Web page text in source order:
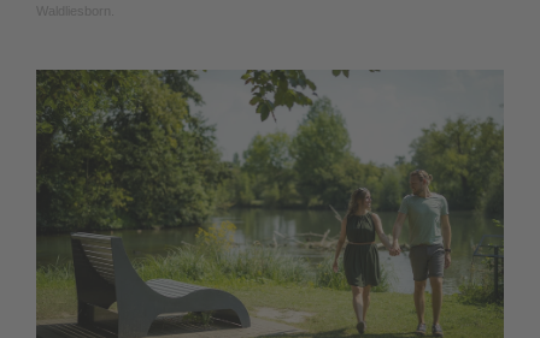
Waldliesborn.